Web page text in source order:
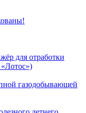
для отработки
газодобывающей